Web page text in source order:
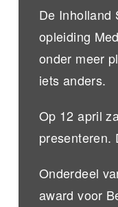
De Inholland
opleiding
onder meer
iets anders.
Op 12 april
presenteren.
Onderdeel
award voor